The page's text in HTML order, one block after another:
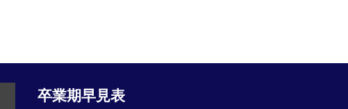
卒業期早見表